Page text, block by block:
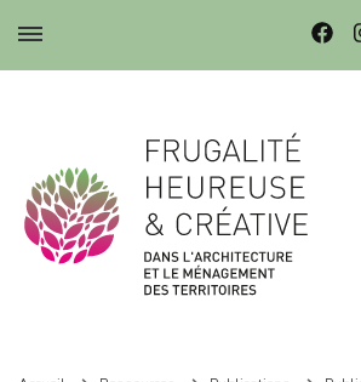
Frugalité dans l'architecture et le ménagement des